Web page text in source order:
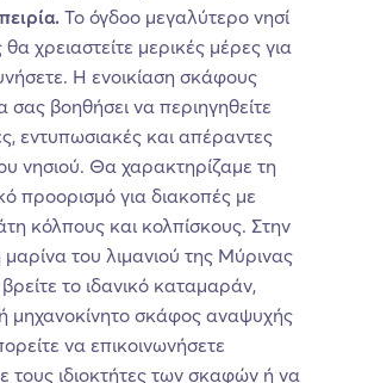
Το όγδοο μεγαλύτερο νησί
χρειαστείτε μερικές μέρες για
Η ενοικίαση σκάφους
βοηθήσει να περιηγηθείτε
εντυπωσιακές και απέραντες
νησιού. Θα χαρακτηρίζαμε τη
προορισμό για διακοπές με
κόλπους και κολπίσκους. Στην
του λιμανιού της Μύρινας
το ιδανικό καταμαράν,
ή μηχανοκίνητο σκάφος αναψυχής
να επικοινωνήσετε
τους ιδιοκτήτες των σκαφών ή να